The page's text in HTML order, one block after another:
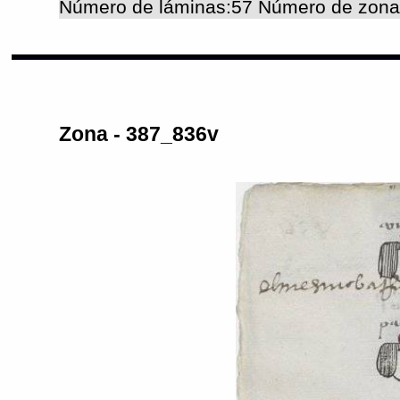
Número de láminas:57 Número de
Zona - 387_836v